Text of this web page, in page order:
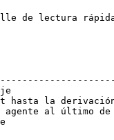
de lectura
mensaje
hasta la
agente al último
agente